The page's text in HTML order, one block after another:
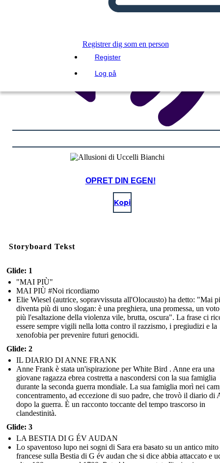
Registrer dig som en person
Register
Log på
OPRET DIN EGEN!
Kopi
Storyboard Tekst
Glide: 1
"MAI PIÙ"
MAI PIÙ #Noi ricordiamo
Elie Wiesel (autrice, sopravvissuta all'Olocausto) ha detto: "Mai
diventa più di uno slogan: è una preghiera, una promessa, un
più l'esaltazione della violenza vile, brutta, oscura". La frase ci
essere sempre vigili nella lotta contro il razzismo, i pregiudizi e la
xenofobia per prevenire futuri genocidi.
Glide: 2
IL DIARIO DI ANNE FRANK
Anne Frank è stata un'ispirazione per White Bird . Anne era una
giovane ragazza ebrea costretta a nascondersi con la sua famiglia
durante la seconda guerra mondiale. La sua famiglia morì nei
concentramento, ad eccezione di suo padre, che trovò il diario di
dopo la guerra. È un racconto toccante del tempo trascorso in
clandestinità.
Glide: 3
LA BESTIA DI G ÉV AUDAN
Lo spaventoso lupo nei sogni di Sara era basato su un antico mito
francese sulla Bestia di G év audan che si dice abbia attaccato e